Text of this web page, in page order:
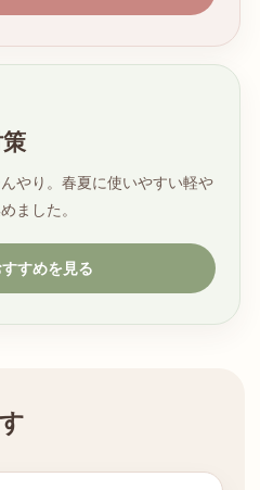
やり。春夏に使いやすい軽や
ました。
すめを見る